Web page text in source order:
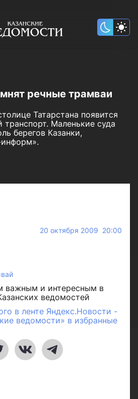
речные трамваи
Татарстана появится
транспорт. Маленькие суда
берегов Казанки,
20 октября 2009 20:00
важным и интересным в
ведомостей
в ленте Яндекс.Новости -
ведомости» в избранные